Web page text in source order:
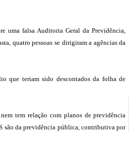
uma falsa Auditoria Geral da Previdência,
quatro pessoas se dirigiram a agências da
que teriam sido descontados da folha de
tem relação com planos de previdência
são da previdência pública, contributiva por